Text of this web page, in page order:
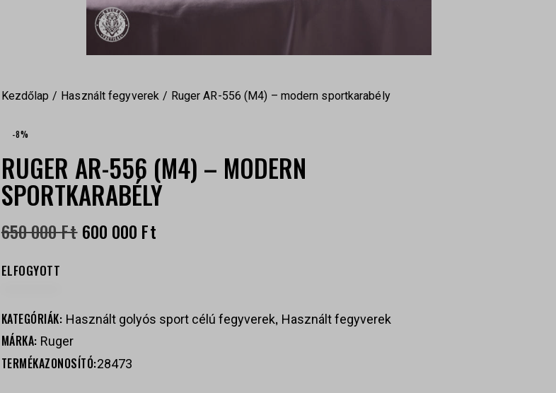
Kezdőlap Használt fegyverek Ruger AR-556 (M4) – modern sportkarabély
-8%
RUGER AR-556 (M4) – MODERN
SPORTKARABÉLY
650 000Ft 600 000 Ft
ELFOGYOTT
KATEGÓRIÁK: Használt golyós sport célú fegyverek, Használt fegyverek
MÁRKA: Ruger
TERMÉKAZONOSÍTÓ:28473